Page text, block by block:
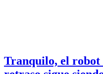
Tranquilo, el robot